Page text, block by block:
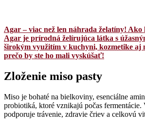
Agar – viac než len náhrada želatíny! Ako
Agar je prírodná želírujúca látka s
širokým využitím v kuchyni, kozmetike aj
prečo by ste ho mali vyskúšať!
Zloženie miso pasty
Miso je bohaté na bielkoviny, esenciálne
probiotiká, ktoré vznikajú počas fermentácie.
podporuje trávenie, zdravie čriev a celkovú